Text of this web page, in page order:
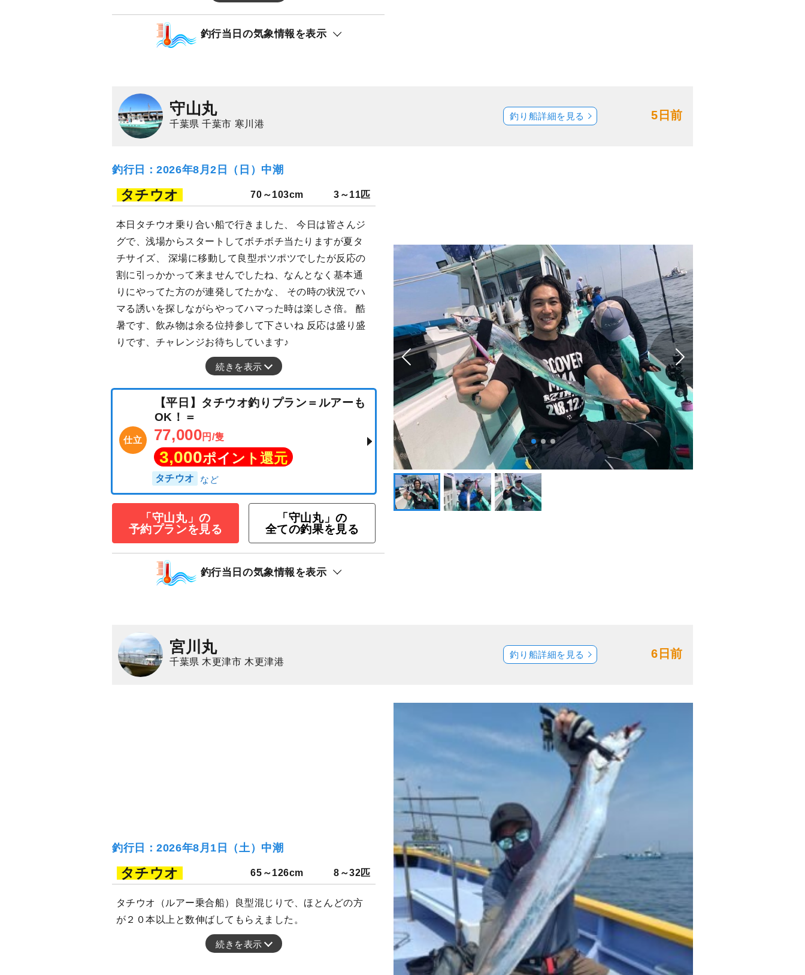
釣行当日の気象情報を表示
守山丸
千葉県 千葉市 寒川港
5日前
釣り船詳細を見る
釣行日：2026年8月2日（日）中潮
タチウオ 70～103cm 3～11匹
本日タチウオ乗り合い船で行きました、 今日は皆さんジ
グで、浅場からスタートしてボチボチ当たりますが夏タ
チサイズ、 深場に移動して良型ポツポツでしたが反応の
割に引っかかって来ませんでしたね、なんとなく基本通
りにやってた方のが連発してたかな、 その時の状況でハ
マる誘いを探しながらやってハマった時は楽しさ倍。 酷
暑です、飲み物は余る位持参して下さいね 反応は盛り盛
りです、チャレンジお待ちしています♪
続きを表示
【平日】タチウオ釣りプラン＝ルアーも
OK！＝
77,000 円/隻
「守山丸」の
予約プランを見る
「守山丸」の
全ての釣果を見る
釣行当日の気象情報を表示
宮川丸
千葉県 木更津市 木更津港
6日前
釣り船詳細を見る
釣行日：2026年8月1日（土）中潮
タチウオ 65～126cm 8～32匹
タチウオ（ルアー乗合船）良型混じりで、ほとんどの方
が２０本以上と数伸ばしてもらえました。
続きを表示